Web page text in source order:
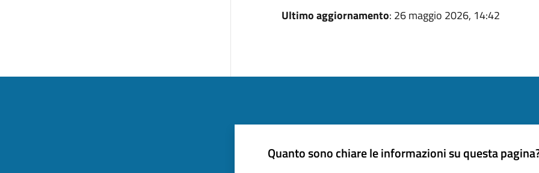
Ultimo aggiornamento: 26 maggio 2026, 14:42
Quanto sono chiare le informazioni su questa